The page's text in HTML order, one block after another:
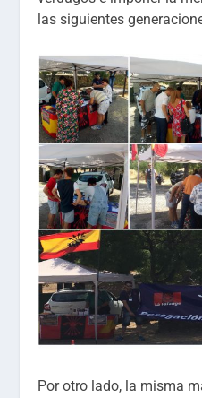
las siguientes
Por otro lado, la misma